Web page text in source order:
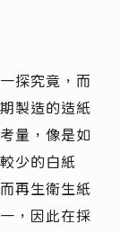
探究竟，而
製造的造紙
量，像是如
少的白紙
再生衛生紙
，因此在採